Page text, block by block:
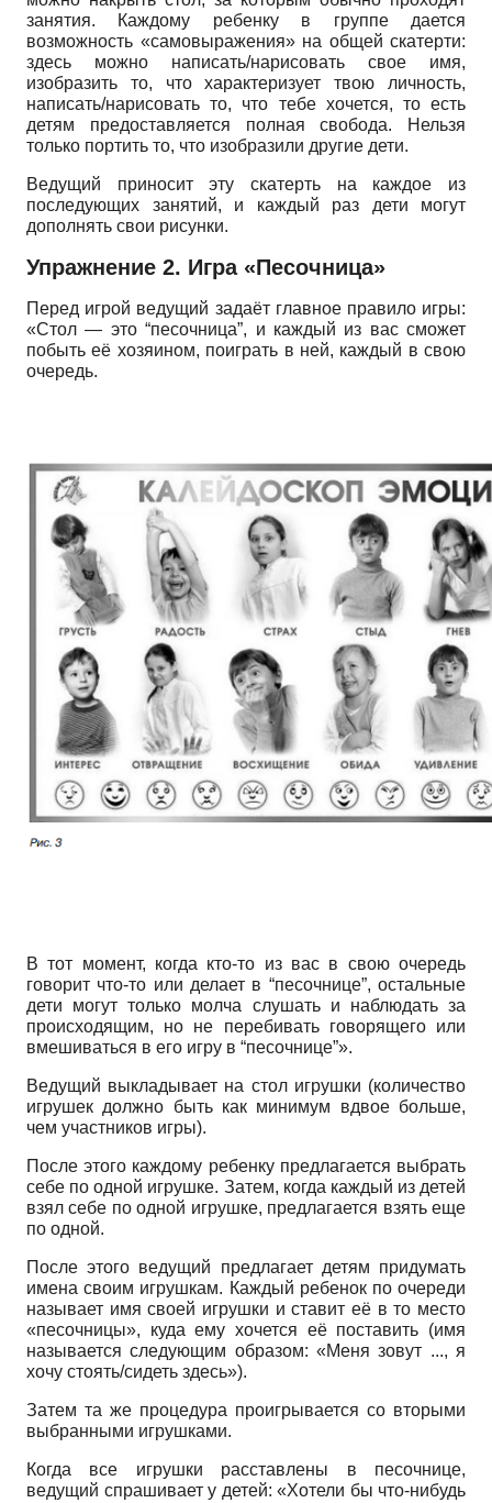
занятия. Каждому ребенку в группе дается
возможность «самовыражения» на общей скатерти:
здесь можно написать/нарисовать свое имя,
изобразить то, что характеризует твою личность,
написать/нарисовать то, что тебе хочется, то есть
детям предоставляется полная свобода. Нельзя
только портить то, что изобразили другие дети.
Ведущий приносит эту скатерть на каждое из
последующих занятий, и каждый раз дети могут
дополнять свои рисунки.
Упражнение 2. Игра «Песочница»
Перед игрой ведущий задаёт главное правило игры:
«Стол — это “песочница”, и каждый из вас сможет
побыть её хозяином, поиграть в ней, каждый в свою
очередь.
В тот момент, когда кто-то из вас в свою очередь
говорит что-то или делает в “песочнице”, остальные
дети могут только молча слушать и наблюдать за
происходящим, но не перебивать говорящего или
вмешиваться в его игру в “песочнице”».
Ведущий выкладывает на стол игрушки (количество
игрушек должно быть как минимум вдвое больше,
чем участников игры).
После этого каждому ребенку предлагается выбрать
себе по одной игрушке. Затем, когда каждый из детей
взял себе по одной игрушке, предлагается взять еще
по одной.
После этого ведущий предлагает детям придумать
имена своим игрушкам. Каждый ребенок по очереди
называет имя своей игрушки и ставит её в то место
«песочницы», куда ему хочется её поставить (имя
называется следующим образом: «Меня зовут ..., я
хочу стоять/сидеть здесь»).
Затем та же процедура проигрывается со вторыми
выбранными игрушками.
Когда все игрушки расставлены в песочнице,
ведущий спрашивает у детей: «Хотели бы что-нибудь